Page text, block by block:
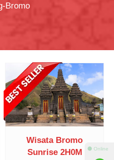
Bromo
Wisata Bromo
Sunrise 2H0M
⚫ Online